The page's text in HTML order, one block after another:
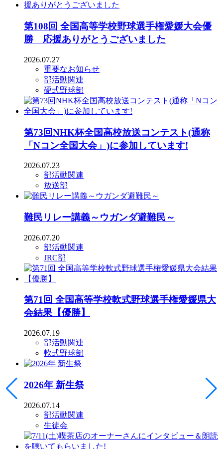
第108回 全国高等学校野球選手権愛媛大会優
勝 応援ありがとうございました
2026.07.27
重要なお知らせ
部活動関連
硬式野球部
第73回NHK杯全国高校放送コンテスト(通称
「Nコン全国大会」)に参加しています!
2026.07.23
部活動関連
放送部
難民リレー講義～ウガンダ避難民～
2026.07.20
部活動関連
JRC部
第71回 全国高等学校軟式野球選手権愛媛県大
会結果【優勝】
2026.07.19
部活動関連
軟式野球部
2026年 新生祭
2026.07.14
部活動関連
生徒会